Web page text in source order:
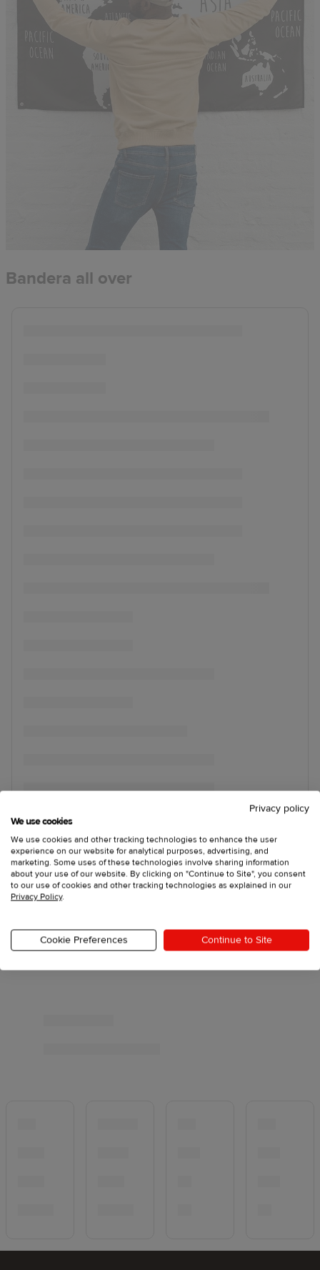
Bandera all over
Privacy policy
We use cookies
We use cookies and other tracking technologies to enhance the user
experience on our website for analytical purposes, advertising, and
marketing. Some uses of these technologies involve sharing information
about your use of our website. By clicking on "Continue to Site", you consent
to our use of cookies and other tracking technologies as explained in our
Privacy Policy.
Cookie Preferences Continue to Site